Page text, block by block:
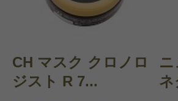
CH マスク クロノロ
ジスト R 7...
ネ